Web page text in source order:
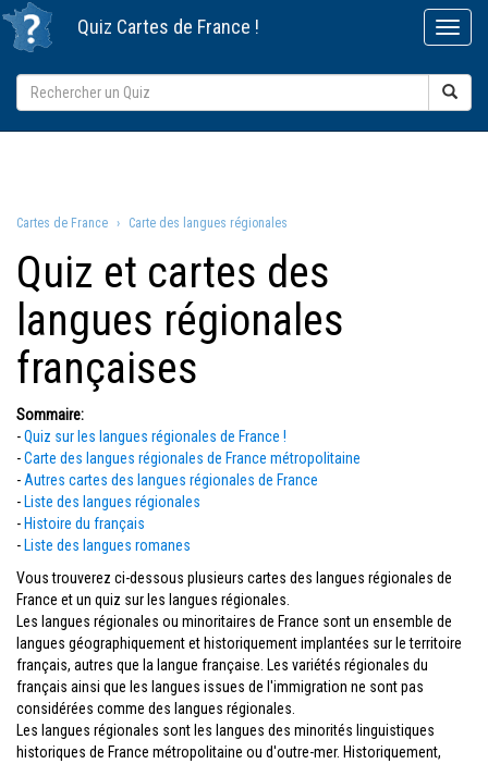
Quiz Cartes de France !
Cartes de France Carte des langues régionales
Quiz et cartes des
langues régionales
françaises
Sommaire:
-Quiz sur les langues régionales de France !
-Carte des langues régionales de France métropolitaine
- Autres cartes des langues régionales de France
- Liste des langues régionales
- Histoire du français
- Liste des langues romanes
Vous trouverez ci-dessous plusieurs cartes des langues régionales de
France et un quiz sur les langues régionales.
Les langues régionales ou minoritaires de France sont un ensemble de
langues géographiquement et historiquement implantées sur le territoire
français, autres que la langue française. Les variétés régionales du
français ainsi que les langues issues de l'immigration ne sont pas
considérées comme des langues régionales.
Les langues régionales sont les langues des minorités linguistiques
historiques de France métropolitaine ou d'outre-mer. Historiquement,